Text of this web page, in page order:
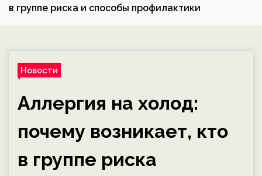
в группе риска и способы профилактики
Новости
Аллергия на холод:
почему возникает, кто
в группе риска